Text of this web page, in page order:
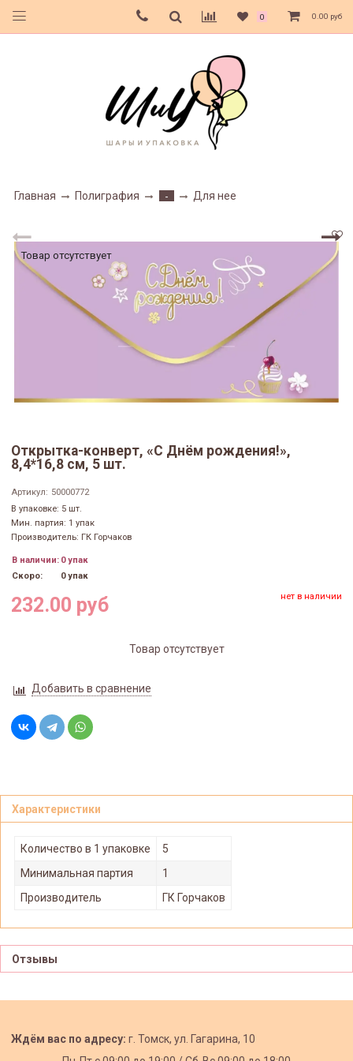
0 0.00 руб
Главная Полиграфия - Для нее
Товар отсутствует
Открытка-конверт, «С Днём рождения!»,
8,4*16,8 см, 5 шт.
Артикул: 50000772
В упаковке: 5 шт.
Мин. партия: 1 упак
Производитель: ГК Горчаков
В наличии: 0 упак
Скоро:
0 упак
232.00 руб нет в наличии
Товар отсутствует
Добавить в сравнение
Характеристики
Количество в 1 упаковке
5
Минимальная партия
1
Производитель
ГК Горчаков
Отзывы
Ждём вас по адресу: г. Томск, ул. Гагарина, 10